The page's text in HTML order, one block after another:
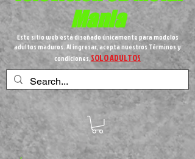
Mania
Este sitio web está diseñado únicamente para modelos
adultos maduros. Al ingresar, acepta nuestros Términos y
condiciones,SOLO ADULTOS